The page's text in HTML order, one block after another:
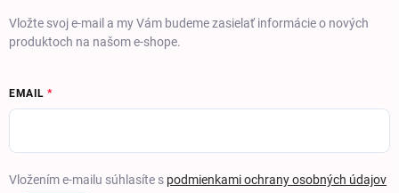
Vložte svoj e-mail a my Vám budeme zasielať informácie o nových
produktoch na našom e-shope.
EMAIL
Vložením e-mailu súhlasíte s podmienkami ochrany osobných údajov